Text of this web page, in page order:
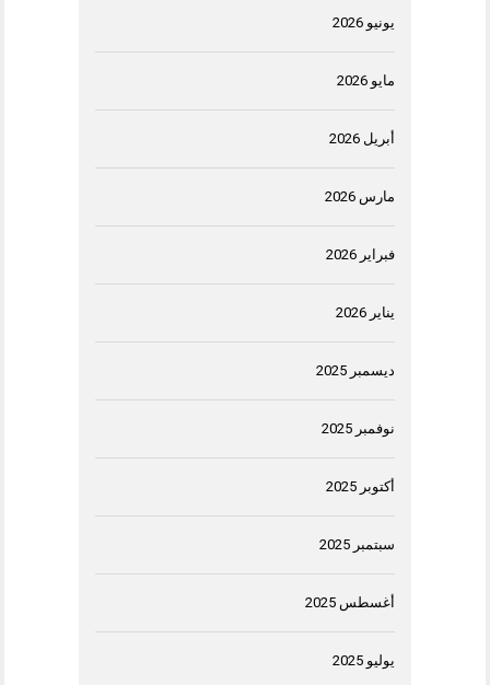
يونيو 2026
مايو 2026
أبريل 2026
مارس 2026
فبراير 2026
يناير 2026
ديسمبر 2025
نوفمبر 2025
أكتوبر 2025
سبتمبر 2025
أغسطس 2025
يوليو 2025